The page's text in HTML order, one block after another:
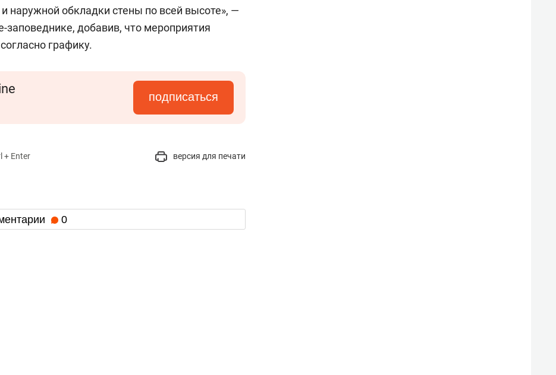
наружной обкладки стены по всей высоте», —
добавив, что мероприятия
графику.
подписаться
+ Enter версия для печати
0